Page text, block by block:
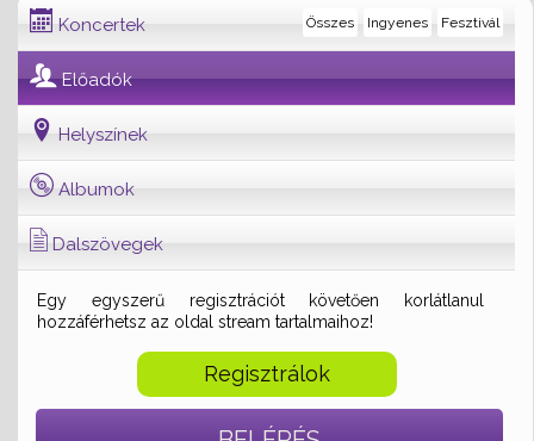
Koncertek Fesztivál
Ingyenes
Összes
Előadók
Helyszínek
Albumok
Dalszövegek
Egy egyszerű regisztrációt követően korlátlanul
hozzáférhetsz az oldal stream tartalmaihoz!
Regisztrálok